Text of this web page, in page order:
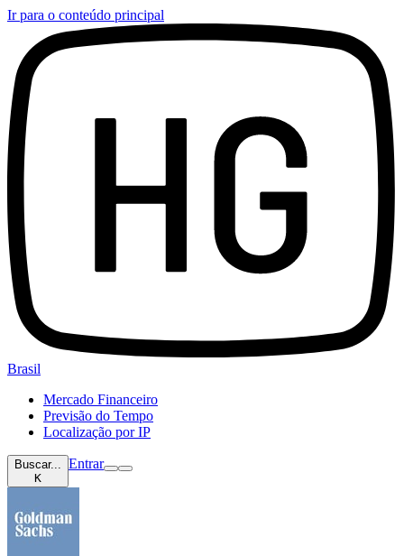
Ir para o conteúdo principal
Brasil
Mercado Financeiro
Previsão do Tempo
Localização por IP
Buscar...
K
Entrar